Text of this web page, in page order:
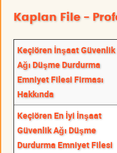
Kaplan File -
Keçiören İnşaat Güvenlik
Ağı Düşme Durdurma
Emniyet Filesi Firması
Hakkında
Keçiören En İyi İnşaat
Güvenlik Ağı Düşme
Durdurma Emniyet Filesi